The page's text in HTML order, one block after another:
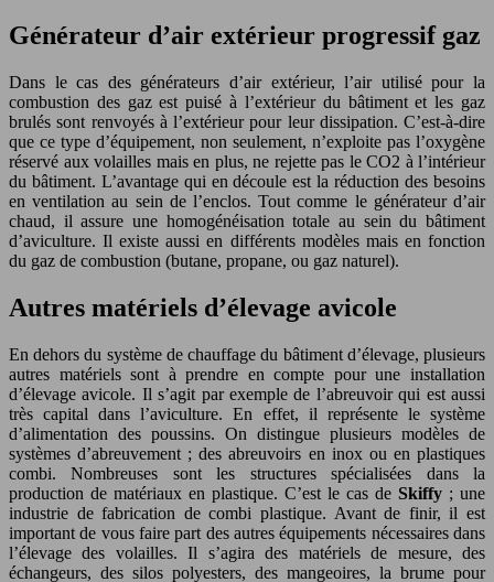
Générateur d’air extérieur progressif gaz
Dans le cas des générateurs d’air extérieur, l’air utilisé pour la
combustion des gaz est puisé à l’extérieur du bâtiment et les gaz
brulés sont renvoyés à l’extérieur pour leur dissipation. C’est-à-dire
que ce type d’équipement, non seulement, n’exploite pas l’oxygène
réservé aux volailles mais en plus, ne rejette pas le CO2 à l’intérieur
du bâtiment. L’avantage qui en découle est la réduction des besoins
en ventilation au sein de l’enclos. Tout comme le générateur d’air
chaud, il assure une homogénéisation totale au sein du bâtiment
d’aviculture. Il existe aussi en différents modèles mais en fonction
du gaz de combustion (butane, propane, ou gaz naturel).
Autres matériels d’élevage avicole
En dehors du système de chauffage du bâtiment d’élevage, plusieurs
autres matériels sont à prendre en compte pour une installation
d’élevage avicole. Il s’agit par exemple de l’abreuvoir qui est aussi
très capital dans l’aviculture. En effet, il représente le système
d’alimentation des poussins. On distingue plusieurs modèles de
systèmes d’abreuvement ; des abreuvoirs en inox ou en plastiques
combi. Nombreuses sont les structures spécialisées dans la
production de matériaux en plastique. C’est le cas de Skiffy ; une
industrie de fabrication de combi plastique. Avant de finir, il est
important de vous faire part des autres équipements nécessaires dans
l’élevage des volailles. Il s’agira des matériels de mesure, des
échangeurs, des silos polyesters, des mangeoires, la brume pour